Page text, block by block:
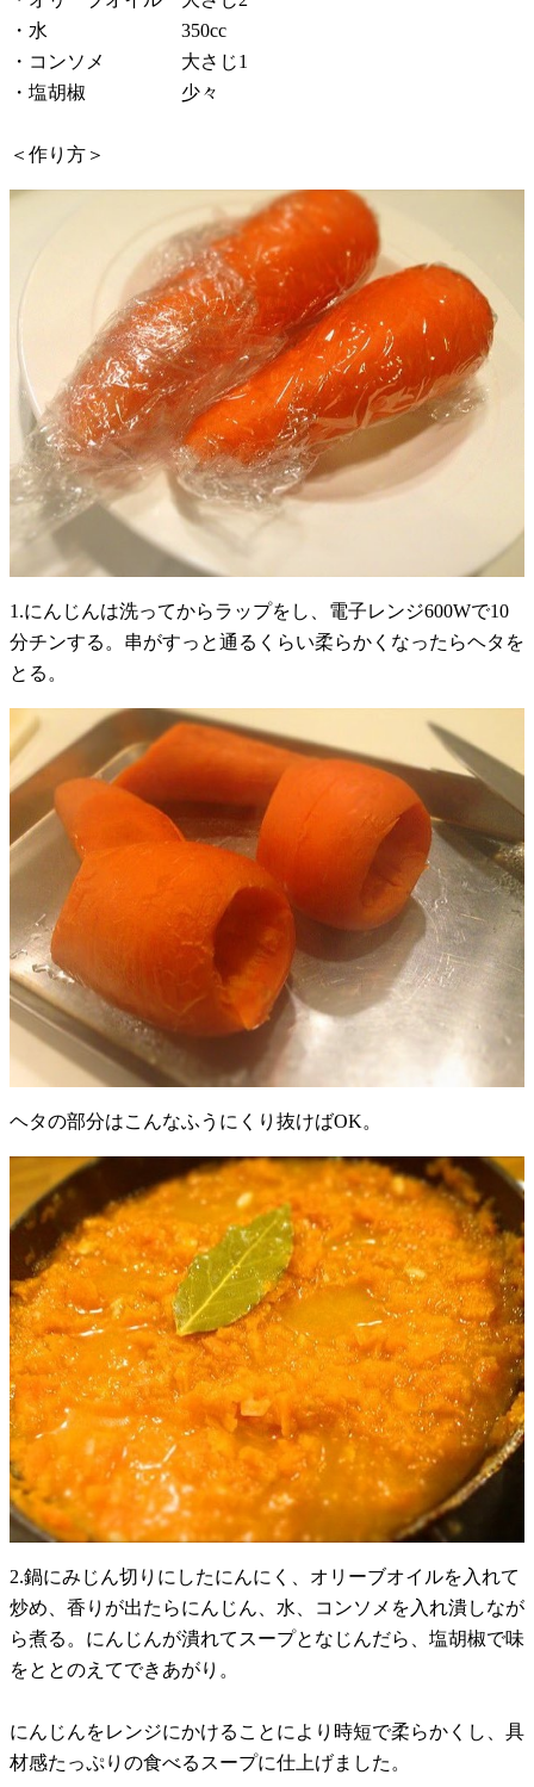
・水 350cc
・コンソメ 大さじ1
・塩胡椒 少々
＜作り方＞
1.にんじんは洗ってからラップをし、電子レンジ600Wで10
分チンする。串がすっと通るくらい柔らかくなったらヘタを
とる。
ヘタの部分はこんなふうにくり抜けばOK。
2.鍋にみじん切りにしたにんにく、オリーブオイルを入れて
炒め、香りが出たらにんじん、水、コンソメを入れ潰しなが
ら煮る。にんじんが潰れてスープとなじんだら、塩胡椒で味
をととのえてできあがり。
にんじんをレンジにかけることにより時短で柔らかくし、具
材感たっぷりの食べるスープに仕上げました。